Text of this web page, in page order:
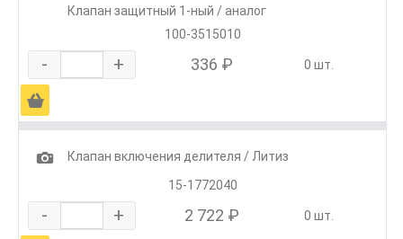
Клапан защитный 1-ный / аналог
100-3515010
- + 336 ₽ 0 шт.
Ä
1
Клапан включения делителя / Литиз
15-1772040
- + 2 722 ₽ 0 шт.